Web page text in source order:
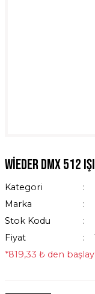
WİEDER DMX 512
Kategori
Marka
Stok Kodu
Fiyat
*819,33 ₺ den